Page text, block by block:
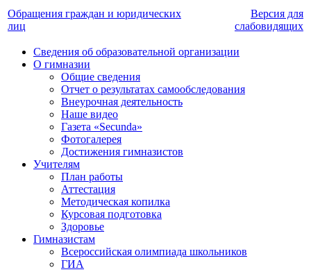
Обращения граждан и юридических
лиц
Версия для
слабовидящих
Сведения об образовательной организации
О гимназии
Общие сведения
Отчет о результатах самообследования
Внеурочная деятельность
Наше видео
Газета «Secunda»
Фотогалерея
Достижения гимназистов
Учителям
План работы
Аттестация
Методическая копилка
Курсовая подготовка
Здоровье
Гимназистам
Всероссийская олимпиада школьников
ГИА